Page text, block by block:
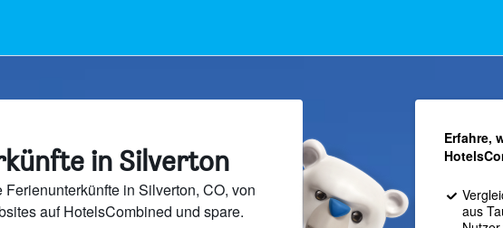
in Silverton
in Silverton, CO, von
auf HotelsCombined und spare.
Erfahre,
aus